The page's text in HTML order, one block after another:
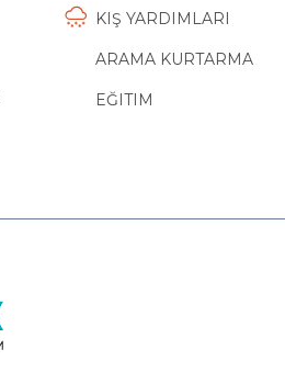
KIŞ YARDIMLARI
ARAMA KURTARMA
EĞITIM